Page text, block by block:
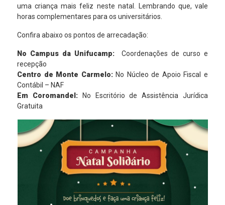
uma criança mais feliz neste natal. Lembrando que, vale
horas complementares para os universitários.
Confira abaixo os pontos de arrecadação:
No Campus da Unifucamp: Coordenações de curso e
recepção
Centro de Monte Carmelo:No Núcleo de Apoio Fiscal e
Contábil – NAF
Em Coromandel: No Escritório de Assistência Jurídica
Gratuita